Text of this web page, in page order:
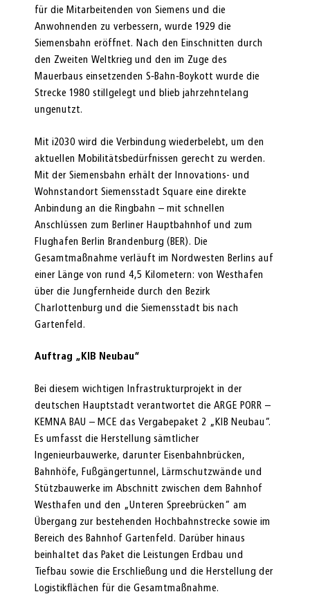
für die Mitarbeitenden von Siemens und die
Anwohnenden zu verbessern, wurde 1929 die
Siemensbahn eröffnet. Nach den Einschnitten durch
den Zweiten Weltkrieg und den im Zuge des
Mauerbaus einsetzenden S‑Bahn‑Boykott wurde die
Strecke 1980 stillgelegt und blieb jahrzehntelang
ungenutzt.
Mit i2030 wird die Verbindung wiederbelebt, um den
aktuellen Mobilitätsbedürfnissen gerecht zu werden.
Mit der Siemensbahn erhält der Innovations- und
Wohnstandort Siemensstadt Square eine direkte
Anbindung an die Ringbahn – mit schnellen
Anschlüssen zum Berliner Hauptbahnhof und zum
Flughafen Berlin Brandenburg (BER). Die
Gesamtmaßnahme verläuft im Nordwesten Berlins auf
einer Länge von rund 4,5 Kilometern: von Westhafen
über die Jungfernheide durch den Bezirk
Charlottenburg und die Siemensstadt bis nach
Gartenfeld.
Auftrag „KIB Neubau“
Bei diesem wichtigen Infrastrukturprojekt in der
deutschen Hauptstadt verantwortet die ARGE PORR –
KEMNA BAU – MCE das Vergabepaket 2 „KIB Neubau“.
Es umfasst die Herstellung sämtlicher
Ingenieurbauwerke, darunter Eisenbahnbrücken,
Bahnhöfe, Fußgängertunnel, Lärmschutzwände und
Stützbauwerke im Abschnitt zwischen dem Bahnhof
Westhafen und den „Unteren Spreebrücken“ am
Übergang zur bestehenden Hochbahnstrecke sowie im
Bereich des Bahnhof Gartenfeld. Darüber hinaus
beinhaltet das Paket die Leistungen Erdbau und
Tiefbau sowie die Erschließung und die Herstellung der
Logistikflächen für die Gesamtmaßnahme.